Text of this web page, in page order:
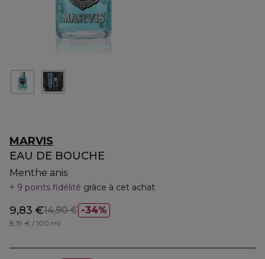
MARVIS
EAU DE BOUCHE
Menthe anis
9 points fidélité grâce à cet achat
34%
9,83 €14,90 €
8,19 € / 100 ml